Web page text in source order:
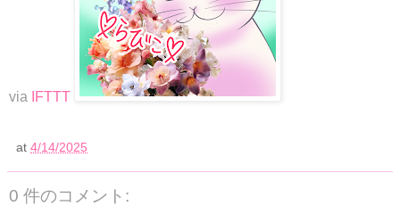
via IFTTT
at 4/14/2025
0 件のコメント: